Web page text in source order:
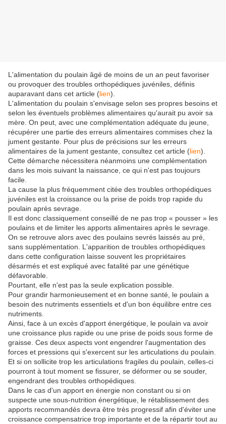
L'alimentation du poulain âgé de moins de un an peut favoriser
ou provoquer des troubles orthopédiques juvéniles, définis
auparavant dans cet article (lien).
L'alimentation du poulain s'envisage selon ses propres besoins et
selon les éventuels problèmes alimentaires qu'aurait pu avoir sa
mère. On peut, avec une complémentation adéquate du jeune,
récupérer une partie des erreurs alimentaires commises chez la
jument gestante. Pour plus de précisions sur les erreurs
alimentaires de la jument gestante, consultez cet article (lien).
Cette démarche nécessitera néanmoins une complémentation
dans les mois suivant la naissance, ce qui n'est pas toujours
facile.
La cause la plus fréquemment citée des troubles orthopédiques
juvéniles est la croissance ou la prise de poids trop rapide du
poulain après sevrage.
Il est donc classiquement conseillé de ne pas trop « pousser » les
poulains et de limiter les apports alimentaires après le sevrage.
On se retrouve alors avec des poulains sevrés laissés au pré,
sans supplémentation. L'apparition de troubles orthopédiques
dans cette configuration laisse souvent les propriétaires
désarmés et est expliqué avec fatalité par une génétique
défavorable.
Pourtant, elle n'est pas la seule explication possible.
Pour grandir harmonieusement et en bonne santé, le poulain a
besoin des nutriments essentiels et d'un bon équilibre entre ces
nutriments.
Ainsi, face à un excès d'apport énergétique, le poulain va avoir
une croissance plus rapide ou une prise de poids sous forme de
graisse. Ces deux aspects vont engendrer l'augmentation des
forces et pressions qui s'exercent sur les articulations du poulain.
Et si on sollicite trop les articulations fragiles du poulain, celles-ci
pourront à tout moment se fissurer, se déformer ou se souder,
engendrant des troubles orthopédiques.
Dans le cas d'un apport en énergie non constant ou si on
suspecte une sous-nutrition énergétique, le rétablissement des
apports recommandés devra être très progressif afin d'éviter une
croissance compensatrice trop importante et de la répartir tout au